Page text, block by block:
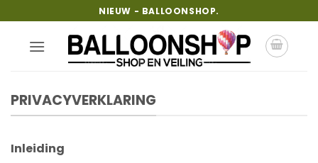
naar
inhoud
NIEUW - BALLOONSHOP.
PRIVACYVERKLARING
Inleiding